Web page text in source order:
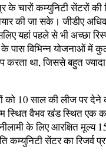
के चारों कम्युनिटी सेंटरों की
की जा सके। जीडीए
यहां पहले से भी अच्छा
के पास विभिन्न योजनाओं में
था, जिससे बहुत
को 10 साल की लीज पर देने
स्थित वैभव खंड स्थित एक
के लिए आरक्षित मूल्य
कम्युनिटी सेंटर का रिजर्व